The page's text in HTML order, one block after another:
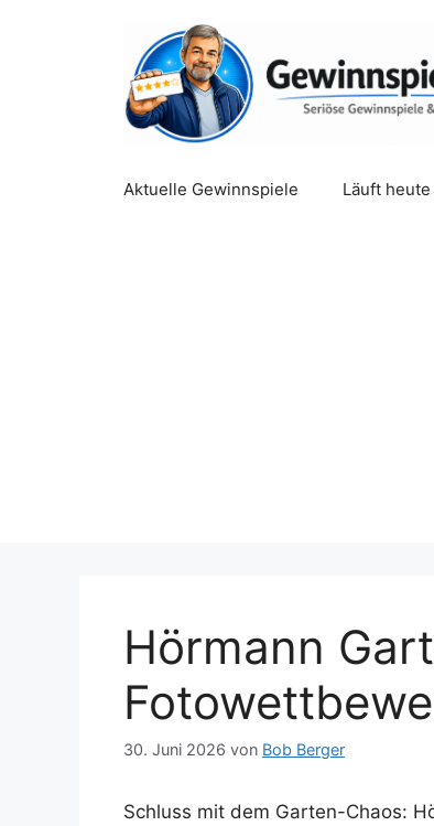
Aktuelle Gewinnspiele Läuft heute
Hörmann
30. Juni 2026 von Bob Berger
Schluss mit dem Garten-Chaos: